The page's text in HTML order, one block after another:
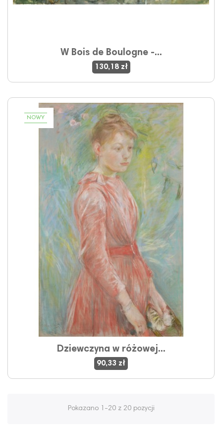
W Bois de Boulogne -...
130,18 zł
NOWY
Dziewczyna w różowej...
90,33 zł
Pokazano 1-20 z 20 pozycji